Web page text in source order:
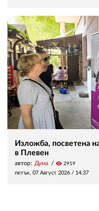
Изложба, посветена
в Плевен
автор: Дума visibility 2919
петък, 07 Август 2026 / 14:37